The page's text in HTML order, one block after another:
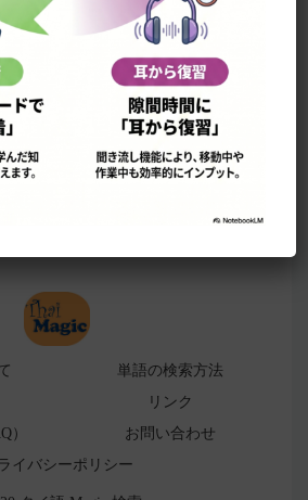
て
！
単語の検索方法
リンク
）
お問い合わせ
イバシーポリシー